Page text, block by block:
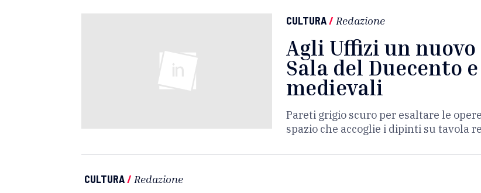
CULTURA/ Redazione
Agli Uffizi un
Sala del Duecento
medievali
Pareti grigio scuro per esaltare le
spazio che accoglie i dipinti su tavola
CULTURA/ Redazione